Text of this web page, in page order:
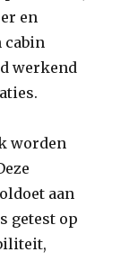
en
cabin
werkend
worden
aan
getest op